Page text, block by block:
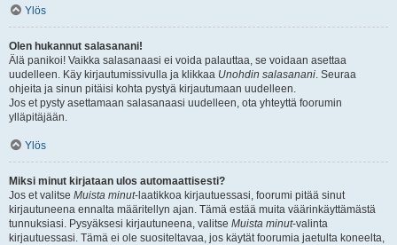
Ylös
Olen hukannut salasanani!
Älä panikoi! Vaikka salasanaasi ei voida palauttaa, se voidaan asettaa
uudelleen. Käy kirjautumissivulla ja klikkaa Unohdin salasanani. Seuraa
ohjeita ja sinun pitäisi kohta pystyä kirjautumaan uudelleen.
Jos et pysty asettamaan salasanaasi uudelleen, ota yhteyttä foorumin
ylläpitäjään.
Ylös
Miksi minut kirjataan ulos automaattisesti?
Jos et valitse Muista minut-laatikkoa kirjautuessasi, foorumi pitää sinut
kirjautuneena ennalta määritellyn ajan. Tämä estää muita väärinkäyttämästä
tunnuksiasi. Pysyäksesi kirjautuneena, valitse Muista minut-valinta
kirjautuessasi. Tämä ei ole suositeltavaa, jos käytät foorumia jaetulta koneelta,